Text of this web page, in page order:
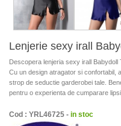
Lenjerie sexy irall
Descopera lenjeria sexy irall
Cu un design atragator si confortabil,
strop de seductie garderobei tale.
pentru o experienta de cumparare
Cod : YRL46725 - in stoc